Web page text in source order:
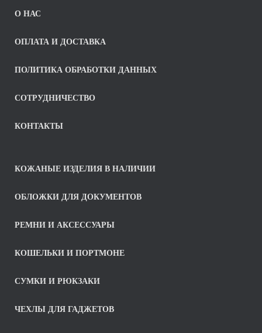
О НАС
ОПЛАТА И ДОСТАВКА
ПОЛИТИКА ОБРАБОТКИ ДАННЫХ
СОТРУДНИЧЕСТВО
КОНТАКТЫ
КОЖАНЫЕ ИЗДЕЛИЯ В НАЛИЧИИ
ОБЛОЖКИ ДЛЯ ДОКУМЕНТОВ
РЕМНИ И АКСЕССУАРЫ
КОШЕЛЬКИ И ПОРТМОНЕ
СУМКИ И РЮКЗАКИ
ЧЕХЛЫ ДЛЯ ГАДЖЕТОВ